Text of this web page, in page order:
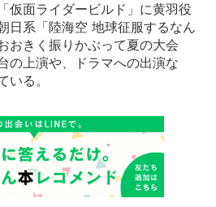
仮面ライダービルド」に黄羽役
日系「陸海空 地球征服するなん
おきく振りかぶって夏の大会
の上演や、ドラマへの出演な
いる。